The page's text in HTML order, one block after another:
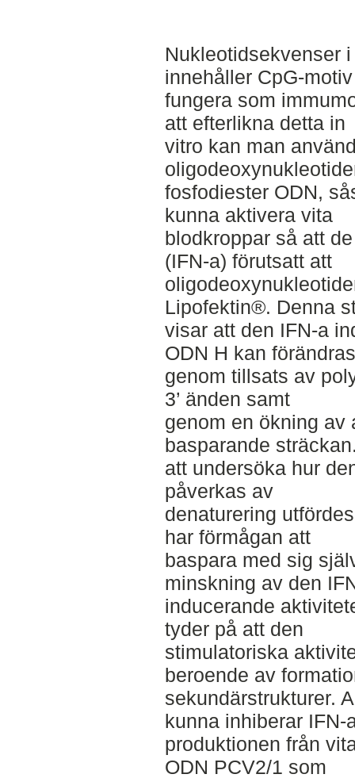
Nukleotidsekvenser
innehåller CpG-
fungera som
att efterlikna detta in
vitro kan man
fosfodiester ODN,
kunna aktivera vita
blodkroppar så att
(IFN-a) förutsatt att
Lipofektin®. Denna
visar att den IFN-a
ODN H kan förändras
genom tillsats av
3’ änden samt
genom en ökning av
basparande
att undersöka hur
påverkas av
denaturering
har förmågan att
baspara med sig
minskning av den
inducerande
tyder på att den
stimulatoriska
beroende av
sekundärstrukturer.
kunna inhiberar IFN-
produktionen från
ODN PCV2/1 som